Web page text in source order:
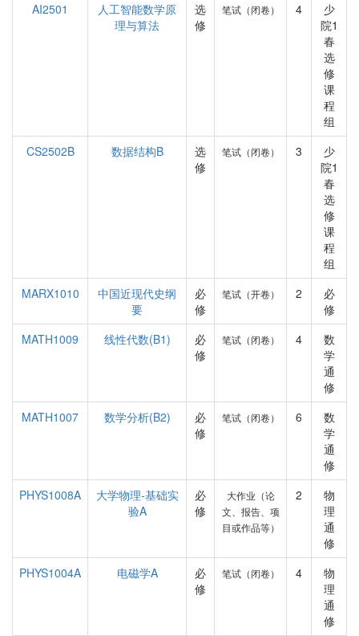
AI2501
人工智能数学原
理与算法
选
修
笔试（闭卷） 4
少
院1
春
选
修
课
程
组
CS2502B
数据结构B
选
修
笔试（闭卷） 3
少
院1
春
选
修
课
程
组
MARX1010
中国近现代史纲
要
必
修
笔试（开卷） 2
必
修
MATH1009
线性代数(B1)
必
修
笔试（闭卷） 4
数
学
通
修
MATH1007
数学分析(B2)
必
修
笔试（闭卷） 6
数
学
通
修
PHYS1008A
大学物理-基础实
验A
必
修
大作业（论
文、报告、项
目或作品等）
2
物
理
通
修
PHYS1004A
电磁学A
必
修
笔试（闭卷） 4
物
理
通
修